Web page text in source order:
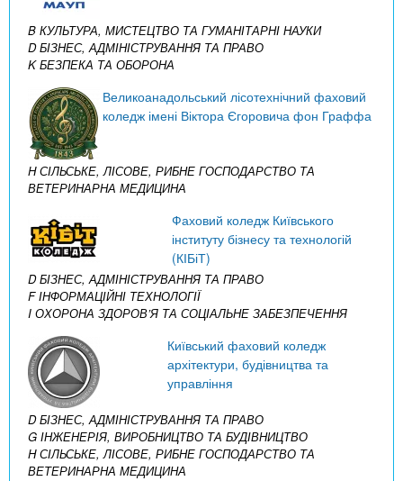
B КУЛЬТУРА, МИСТЕЦТВО ТА ГУМАНІТАРНІ НАУКИ
D БІЗНЕС, АДМІНІСТРУВАННЯ ТА ПРАВО
K БЕЗПЕКА ТА ОБОРОНА
Великоанадольський лісотехнічний фаховий
коледж імені Віктора Єгоровича фон Граффа
H СІЛЬСЬКЕ, ЛІСОВЕ, РИБНЕ ГОСПОДАРСТВО ТА
ВЕТЕРИНАРНА МЕДИЦИНА
Фаховий коледж Київського
інституту бізнесу та технологій
(КІБіТ)
D БІЗНЕС, АДМІНІСТРУВАННЯ ТА ПРАВО
F ІНФОРМАЦІЙНІ ТЕХНОЛОГІЇ
I ОХОРОНА ЗДОРОВ’Я ТА СОЦІАЛЬНЕ ЗАБЕЗПЕЧЕННЯ
Київський фаховий коледж
архітектури, будівництва та
управління
D БІЗНЕС, АДМІНІСТРУВАННЯ ТА ПРАВО
G ІНЖЕНЕРІЯ, ВИРОБНИЦТВО ТА БУДІВНИЦТВО
H СІЛЬСЬКЕ, ЛІСОВЕ, РИБНЕ ГОСПОДАРСТВО ТА
ВЕТЕРИНАРНА МЕДИЦИНА